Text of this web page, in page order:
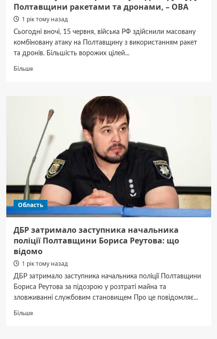
Полтавщини ракетами та дронами, – ОВА
1 рік тому назад
Сьогодні вночі, 15 червня, війська РФ здійснили масовану
комбіновану атаку на Полтавщину з використанням ракет
та дронів. Більшість ворожих цілей...
БільшеДокладніше
інфраструктуру
Полтавщини
ракетами
дронами,
–
ОВА
Область
ДБР затримало заступника начальника
поліції Полтавщини Бориса Реутова: що
відомо
1 рік тому назад
ДБР затримало заступника начальника поліції Полтавщини
Бориса Реутова за підозрою у розтраті майна та
зловживанні службовим становищем Про це повідомляє...
БільшеДокладніше